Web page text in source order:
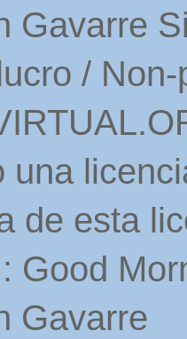
Gavarre
/
una
de esta
Good
Gavarre